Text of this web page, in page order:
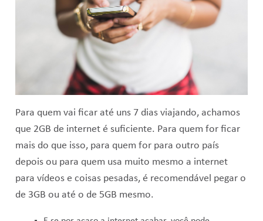
Para quem vai ficar até uns 7 dias viajando, achamos
que 2GB de internet é suficiente. Para quem for ficar
mais do que isso, para quem for para outro país
depois ou para quem usa muito mesmo a internet
para vídeos e coisas pesadas, é recomendável pegar o
de 3GB ou até o de 5GB mesmo.